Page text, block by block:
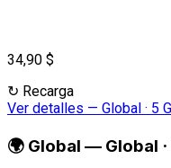
34,90 $
↻ Recarga
Ver detalles — Global · 5
🌍 Global — Global